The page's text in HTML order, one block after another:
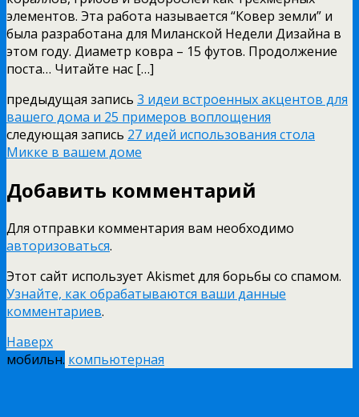
элементов. Эта работа называется “Ковер земли” и
была разработана для Миланской Недели Дизайна в
этом году. Диаметр ковра – 15 футов. Продолжение
поста… Читайте нас […]
предыдущая запись 3 идеи встроенных акцентов для
вашего дома и 25 примеров воплощения
следующая запись 27 идей использования стола
Микке в вашем доме
Добавить комментарий
Для отправки комментария вам необходимо
авторизоваться.
Этот сайт использует Akismet для борьбы со спамом.
Узнайте, как обрабатываются ваши данные
комментариев.
Наверх
мобильн. компьютерная